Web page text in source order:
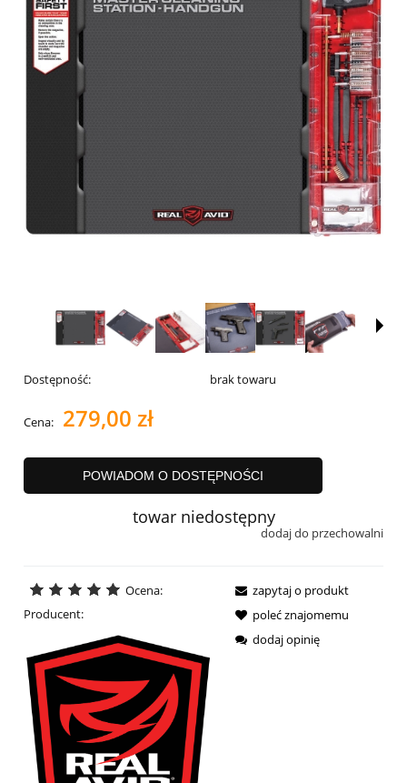
Dostępność: brak towaru
Cena: 279,00 zł
POWIADOM O DOSTĘPNOŚCI
towar niedostępny
dodaj do przechowalni
Ocena:
Producent:
zapytaj o produkt
poleć znajomemu
dodaj opinię